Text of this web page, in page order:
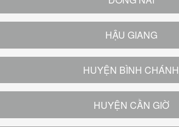
HẬU GIANG
HUYỆN BÌNH CHÁNH
HUYỆN CẦN GIỜ